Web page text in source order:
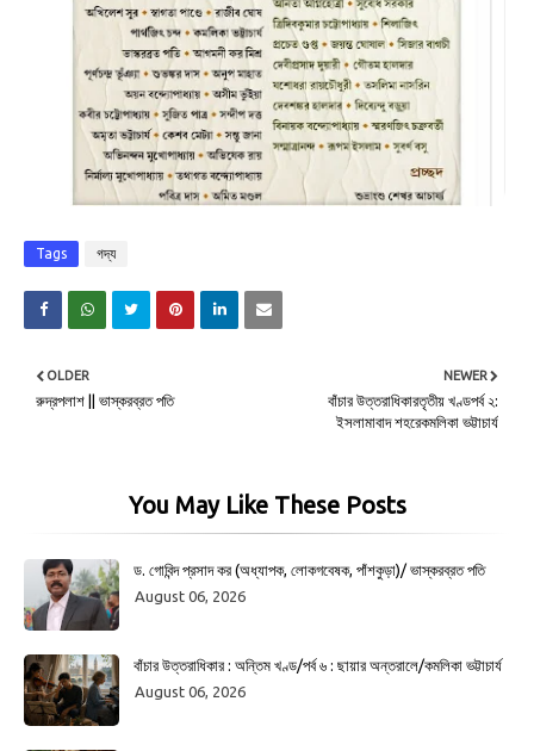
Tags গদ্য
NEWER
বাঁচার উত্তরাধিকারতৃতীয় খণ্ডপর্ব ২:
ইসলামাবাদ শহরেকমলিকা ভট্টাচার্য
OLDER
রুদ্রপলাশ || ভাস্করব্রত পতি
You May Like These Posts
ড. গোবিন্দ প্রসাদ কর (অধ্যাপক, লোকগবেষক, পাঁশকুড়া)/ ভাস্করব্রত পতি
August 06, 2026
বাঁচার উত্তরাধিকার : অন্তিম খণ্ড/পর্ব ৬ : ছায়ার অন্তরালে/কমলিকা ভট্টাচার্য
August 06, 2026